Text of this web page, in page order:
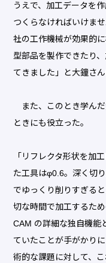
うえで、加工データを
つくらなければいけま
社の工作機械が効果的
型部品を製作できたり
てきました」と大鐘さん
また、このとき学ん
ときにも役立った。
「リフレクタ形状を加
た工具はφ0.6。深く切
でゆっくり削りすぎる
切な時間で加工するた
CAM の詳細な独自機能
ていたことが手がかり
術的な課題に対して、